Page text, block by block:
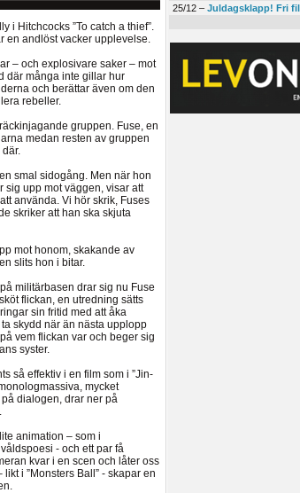
i Hitchcocks ”To catch a thief”.
en andlöst vacker upplevelse.
– och explosivare saker – mot
där många inte gillar hur
och berättar även om den
rebeller.
gruppen. Fuse, en
medan resten av gruppen
smal sidogång. Men när hon
sig upp mot väggen, visar att
använda. Vi hör skrik, Fuses
skriker att han ska skjuta
mot honom, skakande av
slits hon i bitar.
militärbasen drar sig nu Fuse
flickan, en utredning sätts
sin fritid med att åka
skydd när än nästa upplopp
vem flickan var och beger sig
syster.
så effektiv i en film som i ”Jin-
mycket
dialogen, drar ner på
animation – som i
- och ett par få
kvar i en scen och låter oss
i ”Monsters Ball” - skapar en
25/12 –Juldagsklapp! Fri